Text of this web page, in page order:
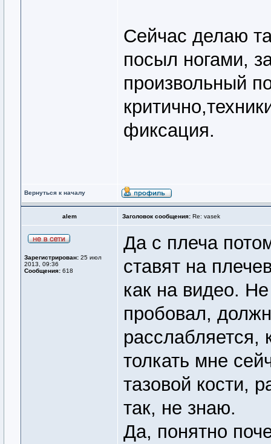
Сейчас делаю
посыл ногами,
произвольный
фиксация.
Вернуться к началу
alem Заголовок сообщения: Re: vasek
Зарегистрирован: 25 июл
2013, 09:36
Сообщения: 618
Да с плеча
ставят на
как на видео.
пробовал,
расслабляется,
толкать мне
тазовой кости,
так, не знаю.
Да, понятно